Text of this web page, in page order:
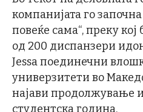
компанијата го
повеќе сама“, преку
од 200 диспанзери
Jessa поединечни
универзитети во
најави продолжување
студентска година.